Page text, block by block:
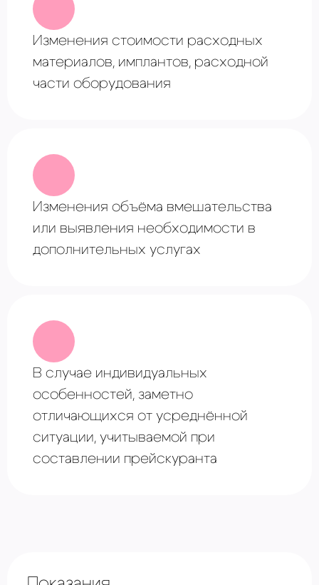
Изменения стоимости расходных
материалов, имплантов, расходной
части оборудования
Изменения объёма вмешательства
или выявления необходимости в
дополнительных услугах
В случае ⁠индивидуальных
особенностей, заметно
отличающихся от усреднённой
ситуации, учитываемой при
составлении прейскуранта